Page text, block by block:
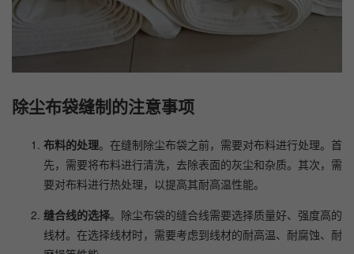
除尘布袋缝制的注意事项
布料的处理。在缝制除尘布袋之前，需要对布料进行处理。首
先，需要将布料进行清洗，去除表面的灰尘和杂质。其次，需
要对布料进行热处理，以提高其耐高温性能。
缝合线的选择。除尘布袋的缝合线需要选择质量好、强度高的
线材。在选择线材时，需要考虑到线材的耐高温、耐腐蚀、耐